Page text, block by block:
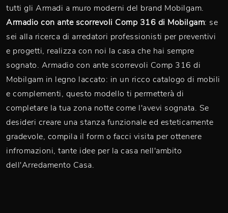
tutti gli Armadi a muro moderni del brand Mobilgam.
Armadio con ante scorrevoli Comp 316 di Mobilgam: se
sei alla ricerca di arredatori professionisti per preventivi
e progetti, realizza con noi la casa che hai sempre
sognato. Armadio con ante scorrevoli Comp 316 di
Mobilgam in legno laccato: in un ricco catalogo di mobili
e complementi, questo modello ti permetterà di
completare la tua zona notte come l'avevi sognata. Se
desideri creare una stanza funzionale ed esteticamente
gradevole, compila il form o facci visita per ottenere
infromazioni, tante idee per la casa nell'ambito
dell'Arredamento Casa.